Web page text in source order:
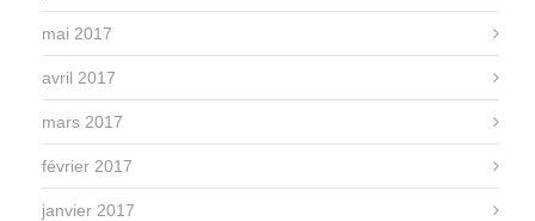
mai 2017
avril 2017
mars 2017
février 2017
janvier 2017